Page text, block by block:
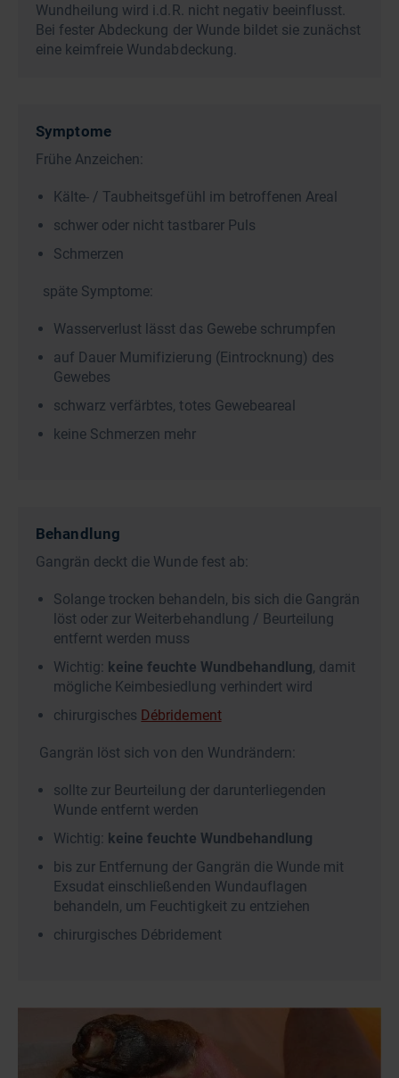
Wundheilung wird i.d.R. nicht negativ beeinflusst.
Bei fester Abdeckung der Wunde bildet sie zunächst
eine keimfreie Wundabdeckung.
Symptome
Frühe Anzeichen:
Kälte- / Taubheitsgefühl im betroffenen Areal
schwer oder nicht tastbarer Puls
Schmerzen
späte Symptome:
Wasserverlust lässt das Gewebe schrumpfen
auf Dauer Mumifizierung (Eintrocknung) des
Gewebes
schwarz verfärbtes, totes Gewebeareal
keine Schmerzen mehr
Behandlung
Gangrän deckt die Wunde fest ab:
Solange trocken behandeln, bis sich die Gangrän
löst oder zur Weiterbehandlung / Beurteilung
entfernt werden muss
Wichtig: keine feuchte Wundbehandlung, damit
mögliche Keimbesiedlung verhindert wird
chirurgisches Débridement
Gangrän löst sich von den Wundrändern:
sollte zur Beurteilung der darunterliegenden
Wunde entfernt werden
Wichtig: keine feuchte Wundbehandlung
bis zur Entfernung der Gangrän die Wunde mit
Exsudat einschließenden Wundauflagen
behandeln, um Feuchtigkeit zu entziehen
chirurgisches Débridement